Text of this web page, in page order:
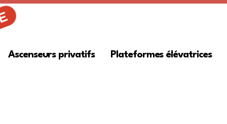
Ascenseurs privatifs Plateformes élévatrices